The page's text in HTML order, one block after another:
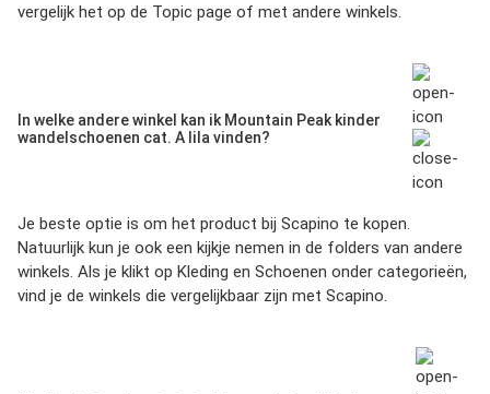
vergelijk het op de Topic page of met andere winkels.
In welke andere winkel kan ik Mountain Peak kinder
wandelschoenen cat. A lila vinden?
Je beste optie is om het product bij Scapino te kopen.
Natuurlijk kun je ook een kijkje nemen in de folders van andere
winkels. Als je klikt op Kleding en Schoenen onder categorieën,
vind je de winkels die vergelijkbaar zijn met Scapino.